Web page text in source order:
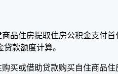
品住房提取住房公积金支付
款额度计算。
买或借助贷款购买自住商品